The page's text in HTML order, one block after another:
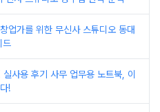
업가를 위한 무신사 스튜디오 동대
드
사용 후기 사무 업무용 노트북, 이
!